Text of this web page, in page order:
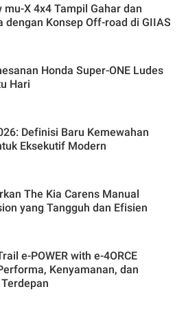
mu-X 4x4 Tampil Gahar dan
dengan Konsep Off-road di GIIAS
Honda Super-ONE Ludes
Hari
Definisi Baru Kemewahan
Eksekutif Modern
The Kia Carens Manual
yang Tangguh dan Efisien
e-POWER with e-4ORCE
Kenyamanan, dan